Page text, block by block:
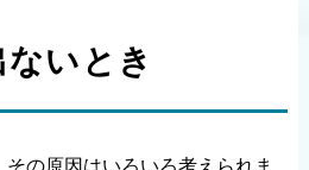
いとき
の原因はいろいろ考えられま